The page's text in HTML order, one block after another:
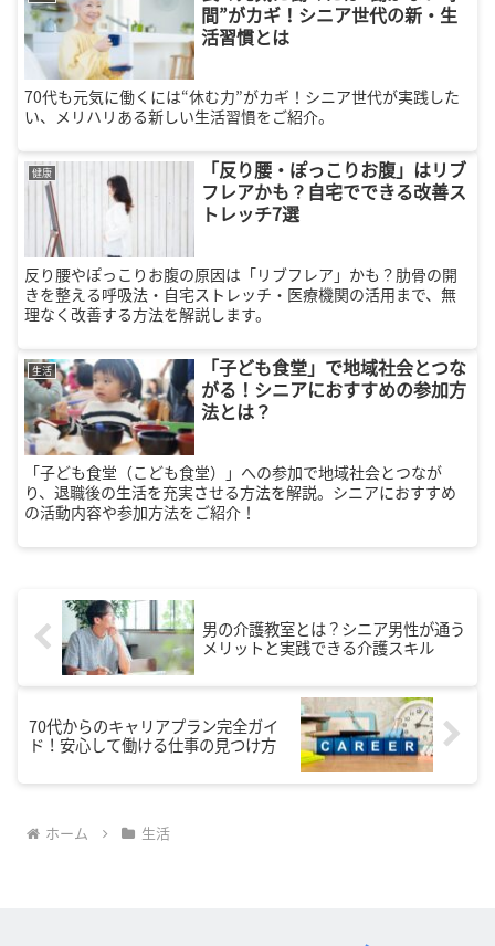
間”がカギ！シニア世代の新・生
活習慣とは
70代も元気に働くには“休む力”がカギ！シニア世代が実践した
い、メリハリある新しい生活習慣をご紹介。
健康
「反り腰・ぽっこりお腹」はリブ
フレアかも？自宅でできる改善ス
トレッチ7選
反り腰やぽっこりお腹の原因は「リブフレア」かも？肋骨の開
きを整える呼吸法・自宅ストレッチ・医療機関の活用まで、無
理なく改善する方法を解説します。
生活
「子ども食堂」で地域社会とつな
がる！シニアにおすすめの参加方
法とは？
「子ども食堂（こども食堂）」への参加で地域社会とつなが
り、退職後の生活を充実させる方法を解説。シニアにおすすめ
の活動内容や参加方法をご紹介！
男の介護教室とは？シニア男性が通う
メリットと実践できる介護スキル
70代からのキャリアプラン完全ガイ
ド！安心して働ける仕事の見つけ方
ホーム 生活